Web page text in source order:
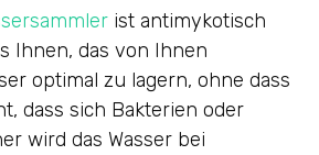
ist antimykotisch
Ihnen, das von Ihnen
optimal zu lagern, ohne dass
dass sich Bakterien oder
wird das Wasser bei